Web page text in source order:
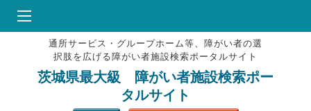
HOME
♥お気にりブックマーク
掲載会員MENU
通所サービス・グループホーム等、障がい者の選
択肢を広げる障がい者施設検索ポータルサイト
茨城県最大級 障がい者施設検索ポー
タルサイト